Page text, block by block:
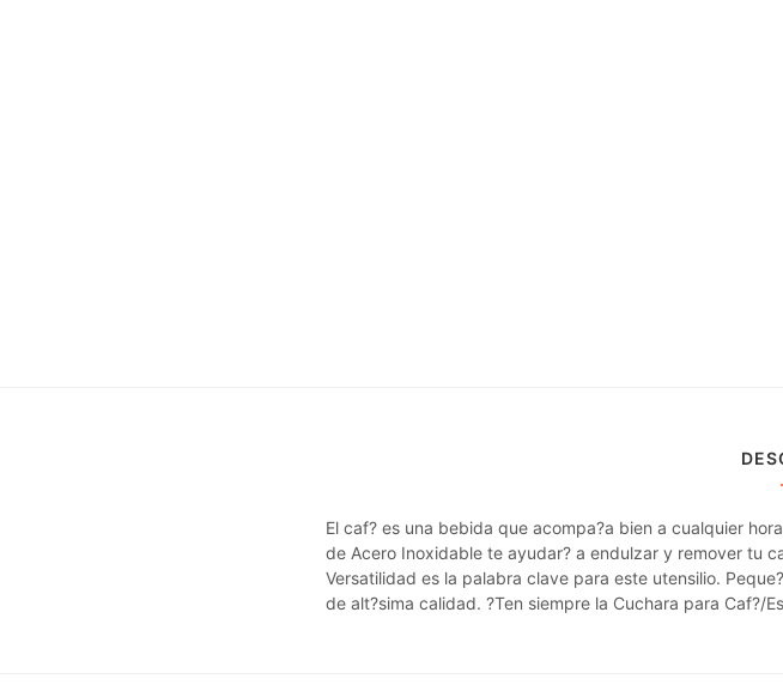
El caf? es una bebida que acompa?a bien a cualquier
de Acero Inoxidable te ayudar? a endulzar y remover tu
Versatilidad es la palabra clave para este utensilio.
de alt?sima calidad. ?Ten siempre la Cuchara para Caf?/